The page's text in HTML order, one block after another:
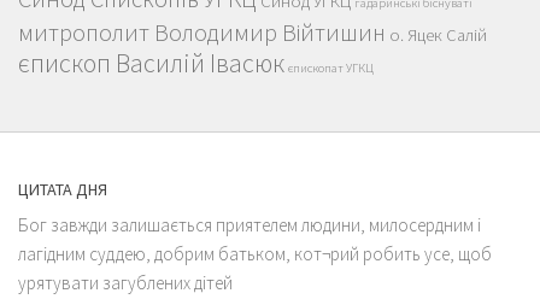
гадаринські біснуваті
митрополит Володимир Війтишин о. Яцек Салій
єпископ Василій Івасюк єпископат УГКЦ
ЦИТАТА ДНЯ
Бог завжди залишається приятелем людини, милосердним і
лагідним суддею, добрим батьком, кот¬рий робить усе, щоб
урятувати загублених дітей